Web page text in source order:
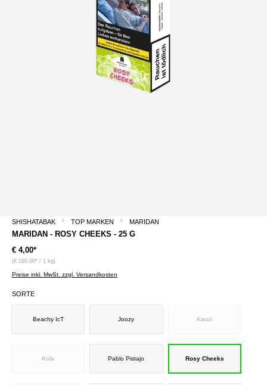
SHISHATABAK TOP MARKEN MARIDAN
MARIDAN - ROSY CHEEKS - 25 G
€ 4,00*
(€ 160,00* / 1 kg)
Preise inkl. MwSt. zzgl. Versandkosten
SORTE
Beachy IcT Joozy Kauzi
Kola Pablo Pistajo Rosy Cheeks